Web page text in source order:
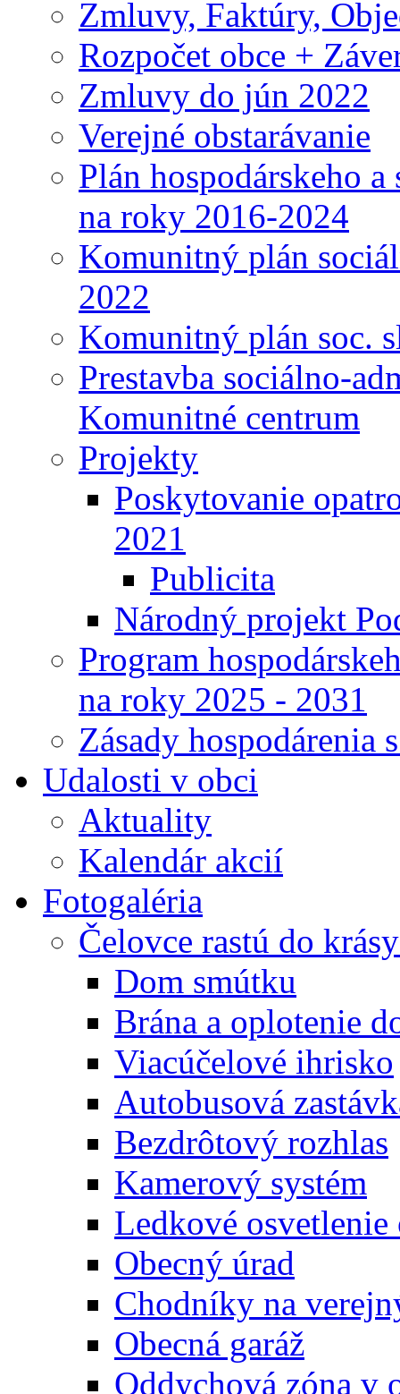
Zmluvy, Faktúry,
Rozpočet obce +
Zmluvy do jún 2022
Verejné obstarávanie
Plán hospodárskeho
na roky 2016-2024
Komunitný plán
2022
Komunitný plán soc.
Prestavba sociálno-
Komunitné centrum
Projekty
Poskytovanie
2021
Publicita
Národný projekt
Program
na roky 2025 - 2031
Zásady hospodárenia
Udalosti v obci
Aktuality
Kalendár akcií
Fotogaléria
Čelovce rastú do
Dom smútku
Brána a oplotenie
Viacúčelové ihrisko
Autobusová
Bezdrôtový rozhlas
Kamerový systém
Ledkové osvetlenie
Obecný úrad
Chodníky na
Obecná garáž
Oddychová zóna v